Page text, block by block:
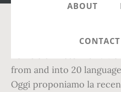
ABOUT
In realtà si tratta
from and into 20
Oggi proponiamo la